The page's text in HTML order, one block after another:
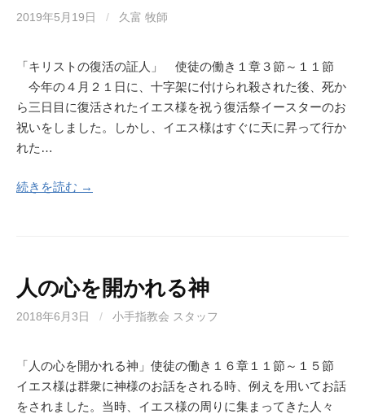
2019年5月19日 / 久富 牧師
「キリストの復活の証人」 使徒の働き１章３節～１１節
今年の４月２１日に、十字架に付けられ殺された後、死か
ら三日目に復活されたイエス様を祝う復活祭イースターのお
祝いをしました。しかし、イエス様はすぐに天に昇って行か
れた…
続きを読む →
人の心を開かれる神
2018年6月3日 / 小手指教会 スタッフ
「人の心を開かれる神」使徒の働き１６章１１節～１５節
イエス様は群衆に神様のお話をされる時、例えを用いてお話
をされました。当時、イエス様の周りに集まってきた人々